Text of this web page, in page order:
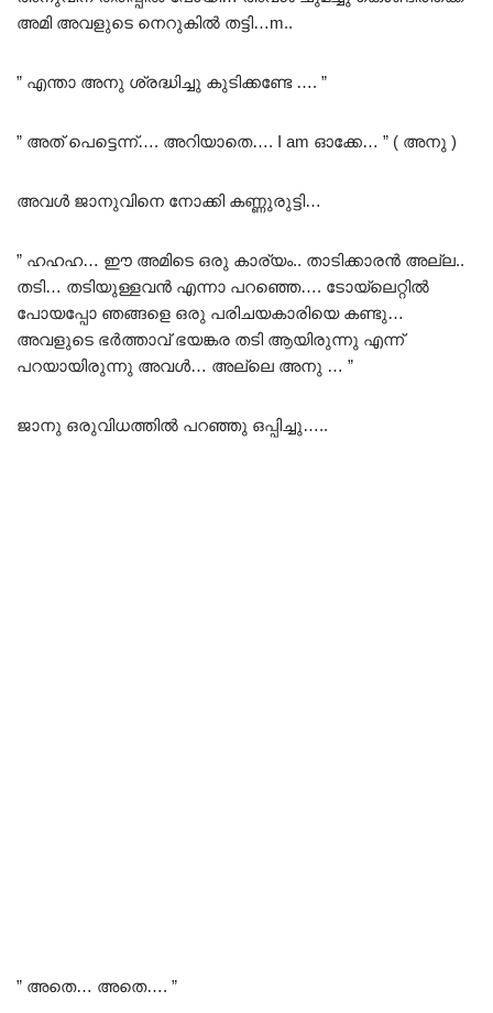
അമി അവളുടെ നെറുകിൽ തട്ടി…m..
” എന്താ അനു ശ്രദ്ധിച്ചു കുടിക്കണ്ടേ …. ”
” അത് പെട്ടെന്ന്…. അറിയാതെ…. I am ഓക്കേ… ” ( അനു )
അവൾ ജാനുവിനെ നോക്കി കണ്ണുരുട്ടി…
” ഹഹഹ… ഈ അമിടെ ഒരു കാര്യം.. താടിക്കാരൻ അല്ല..
തടി… തടിയുള്ളവൻ എന്നാ പറഞ്ഞെ…. ടോയ്‌ലെറ്റിൽ
പോയപ്പോ ഞങ്ങളെ ഒരു പരിചയകാരിയെ കണ്ടു…
അവളുടെ ഭർത്താവ് ഭയങ്കര തടി ആയിരുന്നു എന്ന്
പറയായിരുന്നു അവൾ… അല്ലെ അനു … ”
ജാനു ഒരുവിധത്തിൽ പറഞ്ഞു ഒപ്പിച്ചു…..
” അതെ… അതെ…. ”